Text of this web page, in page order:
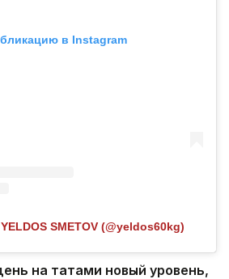
в Instagram
SMETOV (@yeldos60kg)
на татами новый уровень,